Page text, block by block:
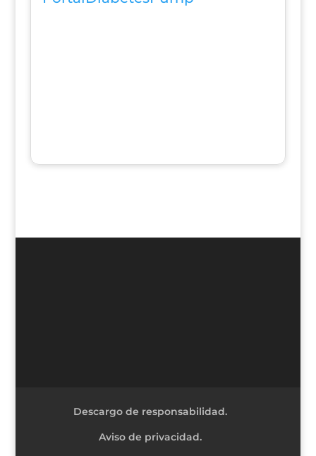
Descargo de responsabilidad.
Aviso de privacidad.